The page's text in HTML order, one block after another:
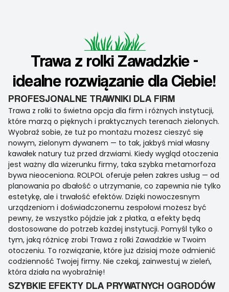
Trawa z rolki Zawadzkie -
idealne rozwiązanie dla Ciebie!
PROFESJONALNE TRAWNIKI DLA FIRM
Trawa z rolki to świetna opcja dla firm i różnych instytucji,
które marzą o pięknych i praktycznych terenach zielonych.
Wyobraź sobie, że tuż po montażu możesz cieszyć się
nowym, zielonym dywanem — to tak, jakbyś miał własny
kawałek natury tuż przed drzwiami. Kiedy wygląd otoczenia
jest ważny dla wizerunku firmy, taka szybka metamorfoza
bywa nieoceniona. ROLPOL oferuje pełen zakres usług — od
planowania po dbałość o utrzymanie, co zapewnia nie tylko
estetykę, ale i trwałość efektów. Dzięki nowoczesnym
urządzeniom i doświadczonemu zespołowi możesz być
pewny, że wszystko pójdzie jak z płatka, a efekty będą
dostosowane do potrzeb każdej instytucji. Pomyśl tylko o
tym, jaką różnicę zrobi Trawa z rolki Zawadzkie w Twoim
otoczeniu. To rozwiązanie, które już dzisiaj może odmienić
codzienność Twojej firmy. Nie czekaj, zainwestuj w zieleń,
która działa na wyobraźnię!
SZYBKIE EFEKTY DLA PRYWATNYCH OGRODÓW